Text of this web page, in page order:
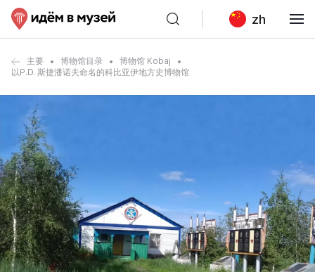
zh
主要 博物馆目录
博物馆 Kobaj
以P.D. 斯捷潘诺夫命名的科比亚伊地方史博物馆